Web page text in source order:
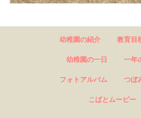
幼稚園の紹介 教育目
幼稚園の一日 一年
フォトアルバム つぼ
こばとムービー